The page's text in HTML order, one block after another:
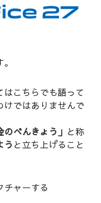
こちらでも語って
けではありませんで
のべんきょう」 と称
うと立ち上げること
ャーする